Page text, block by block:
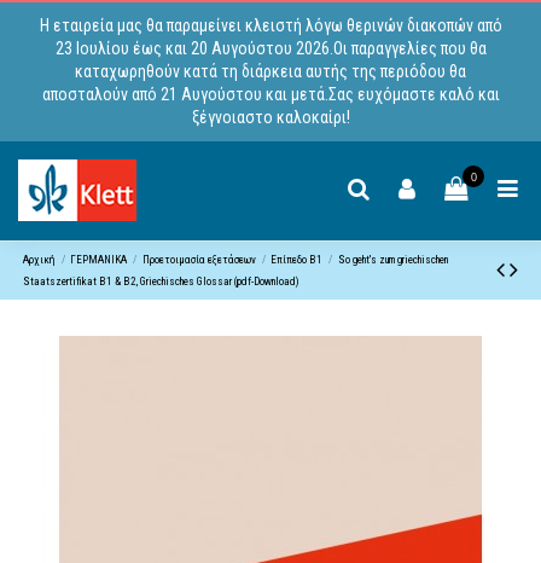
Η εταιρεία μας θα παραμείνει κλειστή λόγω θερινών διακοπών από
23 Ιουλίου έως και 20 Αυγούστου 2026.Οι παραγγελίες που θα
καταχωρηθούν κατά τη διάρκεια αυτής της περιόδου θα
αποσταλούν από 21 Αυγούστου και μετά.Σας ευχόμαστε καλό και
ξέγνοιαστο καλοκαίρι!
0
Αρχική ΓΕΡΜΑΝΙΚΑ Προετοιμασία εξετάσεων Επίπεδο B1
So geht's zum griechischen
Staatszertifikat B1 & B2, Griechisches Glossar (pdf-Download)